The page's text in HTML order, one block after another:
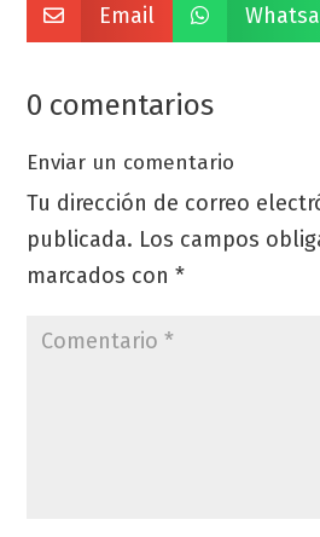
 Email 
0 comentarios
Enviar un comentario
Tu dirección de correo
publicada. Los campos
marcados con*